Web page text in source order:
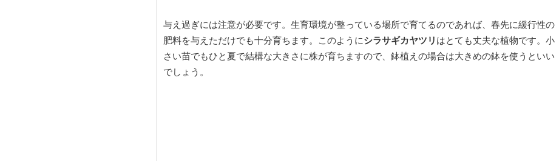
与え過ぎには注意が必要です。生育環境が整っている場所で育てるのであれば、春先に緩行性の
肥料を与えただけでも十分育ちます。このようにシラサギカヤツリ はとても丈夫な植物です。小
さい苗でもひと夏で結構な大きさに株が育ちますので、鉢植えの場合は大きめの鉢を使うといい
でしょう。